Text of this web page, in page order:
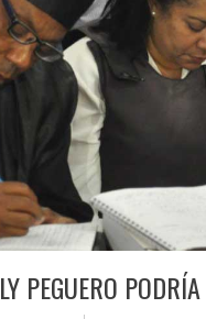
PEGUERO